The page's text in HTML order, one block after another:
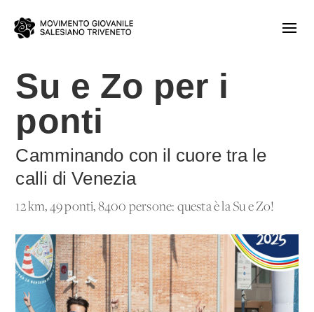
Su e Zo per i
ponti
Camminando con il cuore tra le
calli di Venezia
12 km, 49 ponti, 8400 persone: questa è la Su e Zo!